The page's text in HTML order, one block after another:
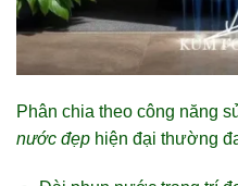
Phân chia theo công năng
nước đẹp hiện đại thường